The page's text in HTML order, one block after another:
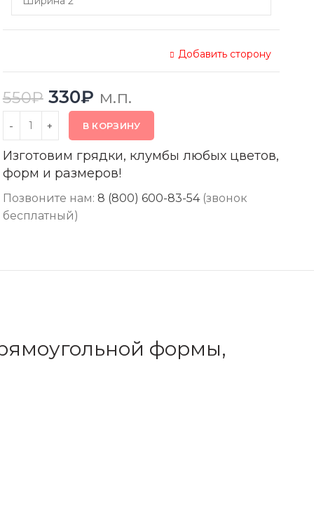
Добавить сторону
550₽ 330₽ м.п.
В КОРЗИНУ
Изготовим грядки, клумбы любых цветов,
форм и размеров!
Позвоните нам: 8 (800) 600-83-54(звонок
бесплатный)
формы,